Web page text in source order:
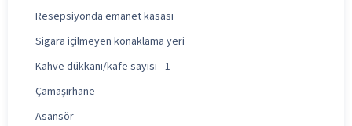
Resepsiyonda emanet kasası
Sigara içilmeyen konaklama yeri
Kahve dükkanı/kafe sayısı - 1
Çamaşırhane
Asansör